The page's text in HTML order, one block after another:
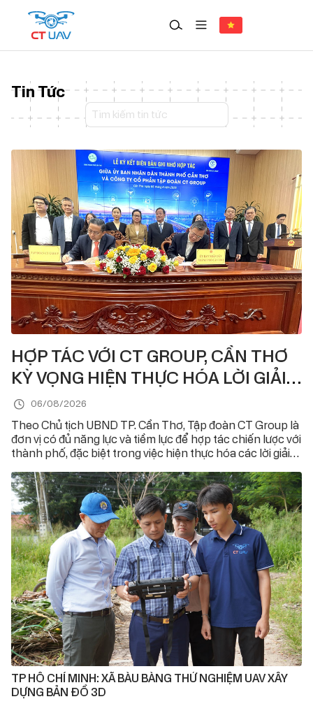
Tin Tức
HỢP TÁC VỚI CT GROUP, CẦN THƠ
KỲ VỌNG HIỆN THỰC HÓA LỜI GIẢI
CÔNG NGHỆ CHO CÁC BÀI TOÁN
LỚN
06/08/2026
Theo Chủ tịch UBND TP. Cần Thơ, Tập đoàn CT Group là
đơn vị có đủ năng lực và tiềm lực để hợp tác chiến lược với
thành phố, đặc biệt trong việc hiện thực hóa các lời giải
TP HỒ CHÍ MINH: XÃ BÀU BÀNG THỬ NGHIỆM UAV XÂY
DỰNG BẢN ĐỒ 3D